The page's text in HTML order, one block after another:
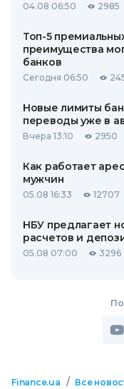
04.08 06:50 2985
Топ-5
преимущества
банков
Сегодня 06:50
Новые лимиты
переводы уже в
Вчера 13:10 2950
Как работает
мужчин
05.08 16:33 12707
НБУ предлагает
расчетов и
05.08 07:00 3296
Finance.ua / Все